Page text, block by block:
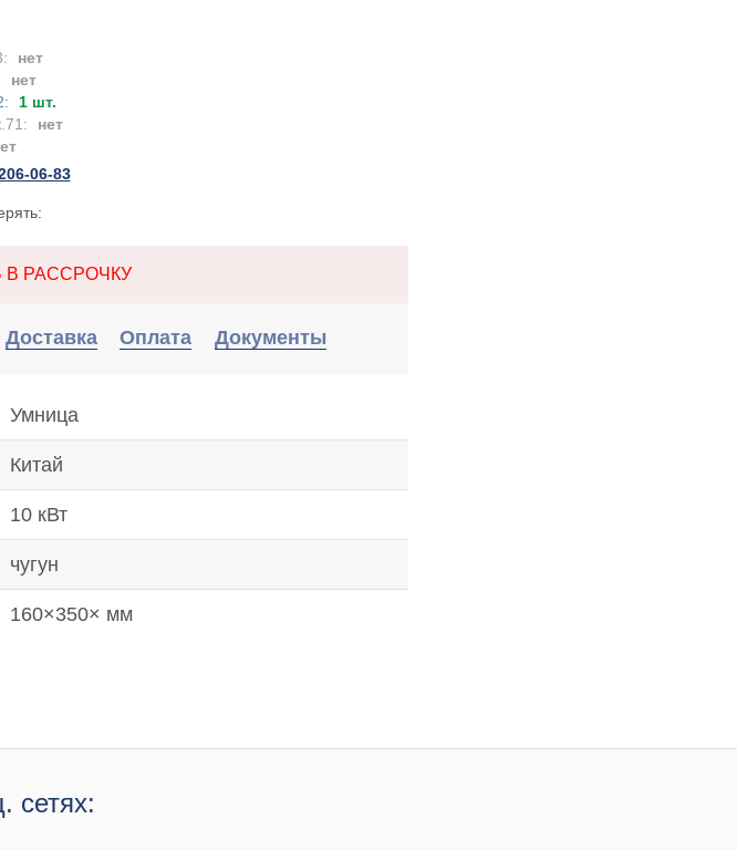
нет
нет
1 шт.
нет
06-83
РАССРОЧКУ
Умница
Китай
10 кВт
чугун
160×350× мм
Доставка Оплата Документы
сетях: